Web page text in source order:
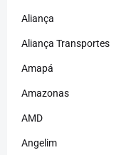
Aliança
Aliança Transportes
Amapá
Amazonas
AMD
Angelim